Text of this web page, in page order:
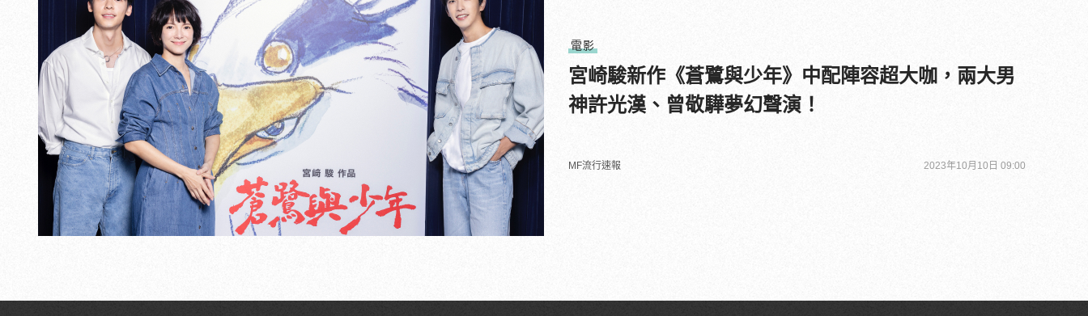
電影
宮崎駿新作《蒼鷺與少年》中配陣容超大咖，兩大男
神許光漢、曾敬驊夢幻聲演！
MF流行速報 2023年10月10日 09:00